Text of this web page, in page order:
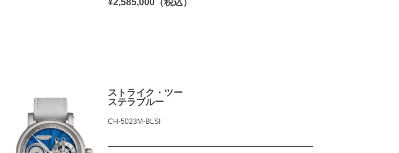
ストライク・ツー
ステラブルー
CH-5023M-BLSI